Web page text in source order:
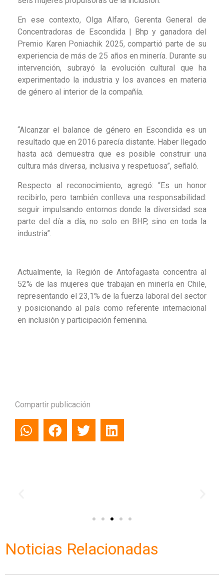
En ese contexto, Olga Alfaro, Gerenta General de
Concentradoras de Escondida | Bhp y ganadora del
Premio Karen Poniachik 2025, compartió parte de su
experiencia de más de 25 años en minería. Durante su
intervención, subrayó la evolución cultural que ha
experimentado la industria y los avances en materia
de género al interior de la compañía.
“Alcanzar el balance de género en Escondida es un
resultado que en 2016 parecía distante. Haber llegado
hasta acá demuestra que es posible construir una
cultura más diversa, inclusiva y respetuosa”, señaló.
Respecto al reconocimiento, agregó: “Es un honor
recibirlo, pero también conlleva una responsabilidad:
seguir impulsando entornos donde la diversidad sea
parte del día a día, no solo en BHP, sino en toda la
industria”.
Actualmente, la Región de Antofagasta concentra al
52% de las mujeres que trabajan en minería en Chile,
representando el 23,1% de la fuerza laboral del sector
y posicionando al país como referente internacional
en inclusión y participación femenina.
Compartir publicación
Noticias Relacionadas